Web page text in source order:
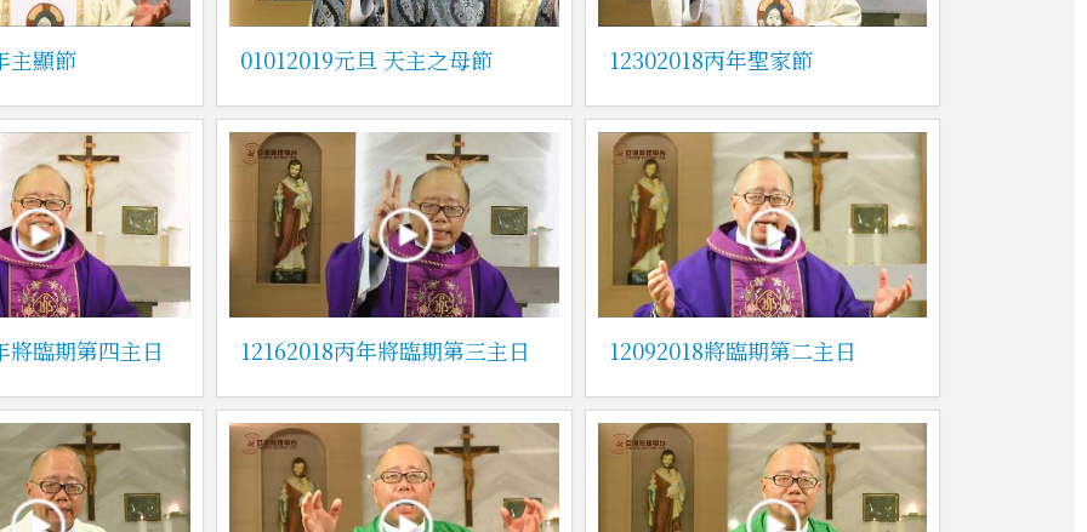
主顯節 01012019元旦 天主之母節 12302018丙年聖家節
將臨期第四主日 12162018丙年將臨期第三主日 12092018將臨期第二主日